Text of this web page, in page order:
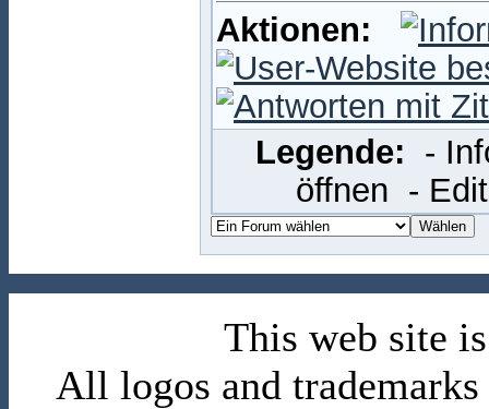
Aktionen:
Legende:
-
öffnen -
This web site
All logos and